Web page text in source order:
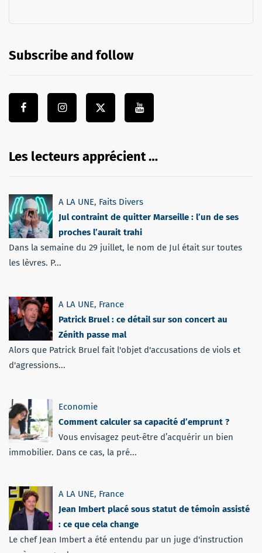
Subscribe and follow
Les lecteurs apprécient …
A LA UNE, Faits Divers
Jul contraint de quitter Marseille : l’un de ses
proches l’aurait trahi
Dans la semaine du 29 juillet, le nom de Jul était sur toutes
les lèvres. P...
A LA UNE, France
Patrick Bruel : ce détail sur son concert au
Zénith passe mal
Alors que Patrick Bruel fait l'objet d'accusations de viols et
d'agressions...
Economie
Comment calculer sa capacité d’emprunt ?
Vous envisagez peut-être d’acquérir un bien
immobilier. Dans ce cas, la pré...
A LA UNE, France
Jean Imbert placé sous statut de témoin assisté
: ce que cela change
Le chef Jean Imbert a été entendu par un juge d'instruction